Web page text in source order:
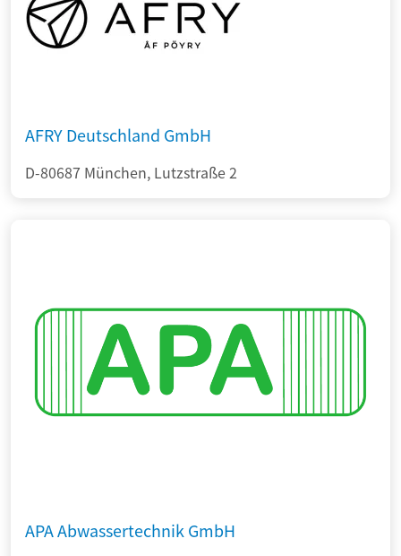
AFRY Deutschland GmbH
D-80687 München, Lutzstraße 2
APA Abwassertechnik GmbH